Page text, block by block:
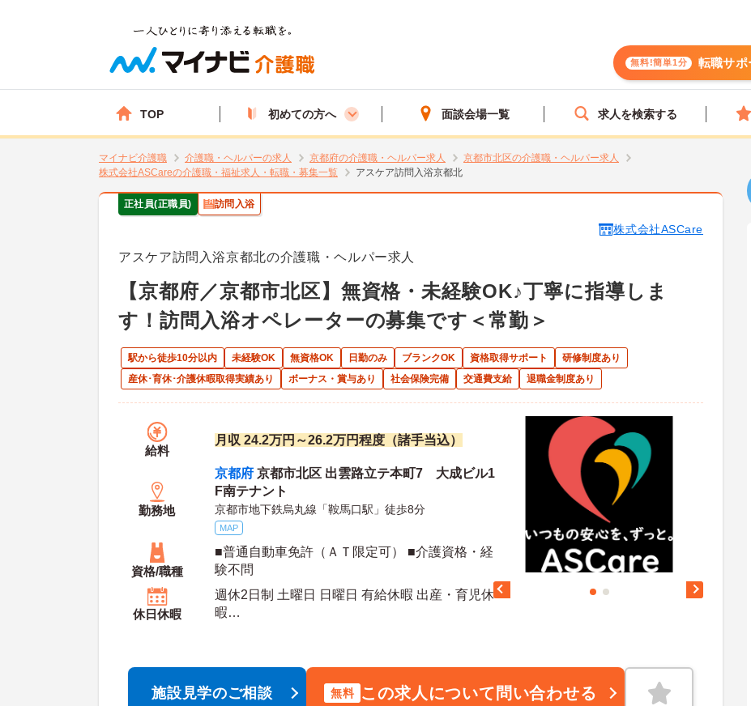
無料!簡単1分 転職サポ
TOP 初めての方へ 面談会場一覧 求人を検索する
マイナビ介護職 介護職・ヘルパーの求人 京都府の介護職・ヘルパー求人
京都市北区の介護職・ヘルパー求人
株式会社ASCareの介護職・福祉求人・転職・募集一覧
アスケア訪問入浴京都北
正社員(正職員) 訪問入浴
株式会社ASCare
アスケア訪問入浴京都北の介護職・ヘルパー求人
【京都府／京都市北区】無資格・未経験OK♪丁寧に指導しま
す！訪問入浴オペレーターの募集です＜常勤＞
駅から徒歩10分以内 未経験OK 無資格OK 日勤のみ ブランクOK 資格取得サポート
研修制度あり
産休･育休･介護休暇取得実績あり
ボーナス・賞与あり 社会保険完備 交通費支給 退職金制度あり
給料
月収 24.2万円～26.2万円程度（諸手当込）
勤務地
京都府 京都市北区 出雲路立テ本町7 大成ビル1
F南テナント
京都市地下鉄烏丸線「鞍馬口駅」徒歩8分
MAP
資格/職種
■普通自動車免許（ＡＴ限定可） ■介護資格・経
験不問
休日休暇
週休2日制 土曜日 日曜日 有給休暇 出産・育児休
暇
施設見学のご相談 無料 この求人について問い合わせる